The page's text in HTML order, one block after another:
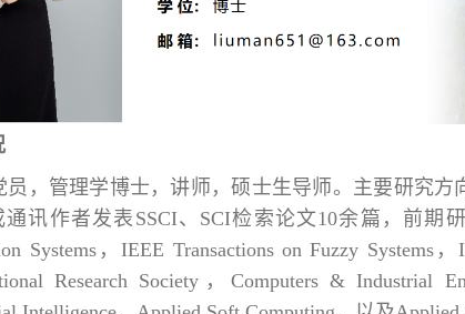
员，管理学博士，讲师，硕士生导师。主要研究
讯作者发表SSCI、SCI检索论文10余篇，前期
Systems，IEEE Transactions on Fuzzy Systems，
Research Society，Computers & Industrial